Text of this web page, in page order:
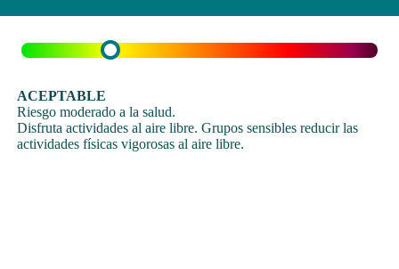
ACEPTABLE
Riesgo moderado a la salud.
Disfruta actividades al aire libre. Grupos sensibles reducir las
actividades físicas vigorosas al aire libre.